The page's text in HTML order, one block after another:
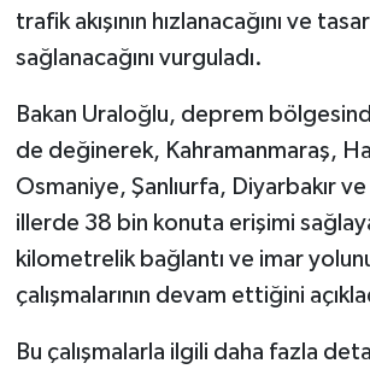
trafik akışının hızlanacağını ve
sağlanacağını vurguladı.
Bakan Uraloğlu, deprem
de değinerek, Kahramanmaraş,
Osmaniye, Şanlıurfa, Diyarbakır
illerde 38 bin konuta erişimi
kilometrelik bağlantı ve imar
çalışmalarının devam ettiğini
Bu çalışmalarla ilgili daha fazla
KİTAP
HEDEF2020
OTOMOBİL
MİZAH
TARİH